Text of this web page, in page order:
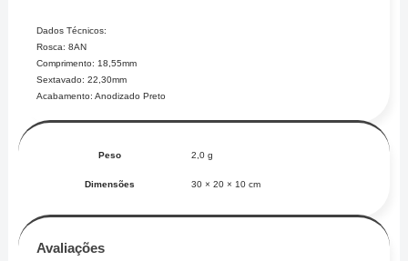
Dados Técnicos:
Rosca: 8AN
Comprimento: 18,55mm
Sextavado: 22,30mm
Acabamento: Anodizado Preto
Peso 2,0 g
Dimensões 30 × 20 × 10 cm
Avaliações